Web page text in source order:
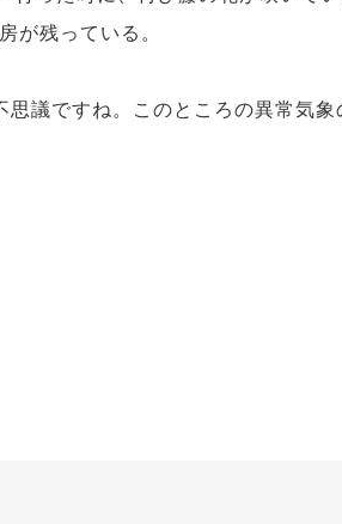
が残っている。
議ですね。このところの異常気象